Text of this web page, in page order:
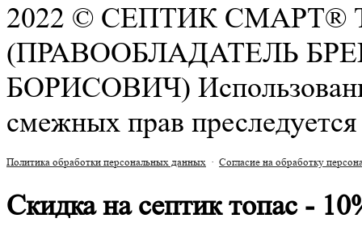
2022 © СЕПТИК
(ПРАВООБЛАДАТЕЛЬ
БОРИСОВИЧ)
смежных прав
Политика обработки персональных данных · Согласие на обработку
Скидка на септик топас -